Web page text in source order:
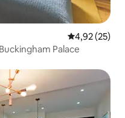
4,92 (25)
Palace